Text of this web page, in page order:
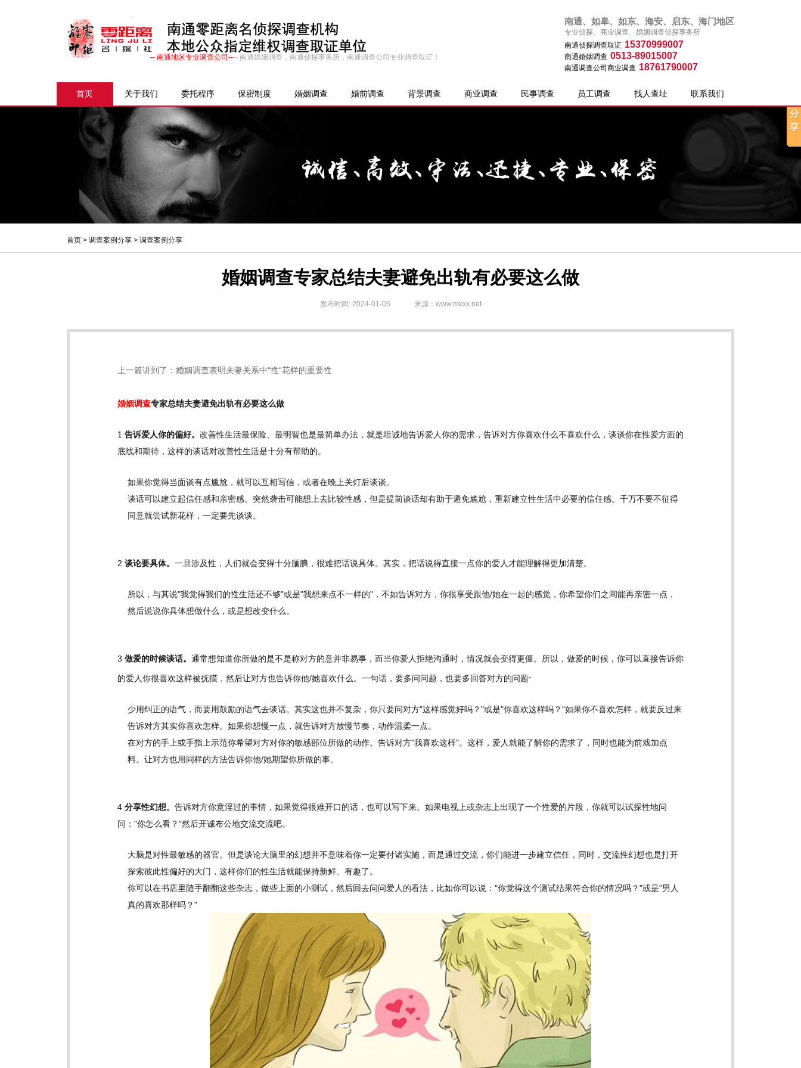
-- 南通地区专业调查公司---- 南通婚姻调查，南通侦探事务所，南通调查公司专业调查取证！
南通、如皋、如东、海安、启东、海门地区
专业侦探、商业调查、婚姻调查侦探事务所
南通侦探调查取证 15370999007
南通婚姻调查 0513-89015007
南通调查公司商业调查 18761790007
首页 关于我们 委托程序 保密制度 婚姻调查 婚前调查 背景调查 商业调查 民事调查 员工调查 找人查址 联系我们
首页 > 调查案例分享 > 调查案例分享
婚姻调查专家总结夫妻避免出轨有必要这么做
发布时间: 2024-01-05 来源：www.mkxx.net
上一篇讲到了： 婚姻调查表明夫妻关系中“性“花样的重要性
婚姻调查专家总结夫妻避免出轨有必要这么做
1 告诉爱人你的偏好。 改善性生活最保险、最明智也是最简单办法，就是坦诚地告诉爱人你的需求，告诉对方你喜欢什么不喜欢什么，谈谈你在性爱方面的
底线和期待，这样的谈话对改善性生活是十分有帮助的。
如果你觉得当面谈有点尴尬，就可以互相写信，或者在晚上关灯后谈谈。
谈话可以建立起信任感和亲密感。突然袭击可能想上去比较性感，但是提前谈话却有助于避免尴尬，重新建立性生活中必要的信任感。千万不要不征得
同意就尝试新花样，一定要先谈谈。
2 谈论要具体。 一旦涉及性，人们就会变得十分腼腆，很难把话说具体。其实，把话说得直接一点你的爱人才能理解得更加清楚。
所以，与其说"我觉得我们的性生活还不够"或是"我想来点不一样的"，不如告诉对方，你很享受跟他/她在一起的感觉，你希望你们之间能再亲密一点，
然后说说你具体想做什么，或是想改变什么。
3 做爱的时候谈话。 通常想知道你所做的是不是称对方的意并非易事，而当你爱人拒绝沟通时，情况就会变得更僵。所以，做爱的时候，你可以直接告诉你
的爱人你很喜欢这样被抚摸，然后让对方也告诉你他/她喜欢什么。一句话，要多问问题，也要多回答对方的问题 。
少用纠正的语气，而要用鼓励的语气去谈话。其实这也并不复杂，你只要问对方"这样感觉好吗？"或是"你喜欢这样吗？"如果你不喜欢怎样，就要反过来
告诉对方其实你喜欢怎样。如果你想慢一点，就告诉对方放慢节奏，动作温柔一点。
在对方的手上或手指上示范你希望对方对你的敏感部位所做的动作。告诉对方"我喜欢这样"。这样，爱人就能了解你的需求了，同时也能为前戏加点
料。让对方也用同样的方法告诉你他/她期望你所做的事。
4 分享性幻想。 告诉对方你意淫过的事情，如果觉得很难开口的话，也可以写下来。如果电视上或杂志上出现了一个性爱的片段，你就可以试探性地问
问："你怎么看？"然后开诚布公地交流交流吧。
大脑是对性最敏感的器官。但是谈论大脑里的幻想并不意味着你一定要付诸实施，而是通过交流，你们能进一步建立信任，同时，交流性幻想也是打开
探索彼此性偏好的大门，这样你们的性生活就能保持新鲜、有趣了。
你可以在书店里随手翻翻这些杂志，做些上面的小测试，然后回去问问爱人的看法，比如你可以说："你觉得这个测试结果符合你的情况吗？"或是"男人
真的喜欢那样吗？"